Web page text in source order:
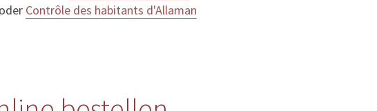
Contrôle des habitants d'Allaman